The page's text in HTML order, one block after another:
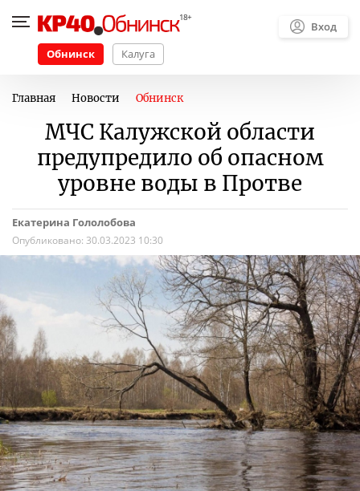
Обнинск Калуга
Вход
Главная Новости Обнинск
МЧС Калужской области
предупредило об опасном
уровне воды в Протве
Екатерина Гололобова
Опубликовано: 30.03.2023 10:30